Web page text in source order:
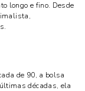
longo e fino. Desde
de 90, a bolsa
décadas, ela